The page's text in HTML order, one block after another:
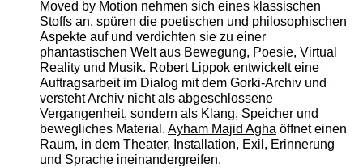
Moved by Motion nehmen sich eines klassischen
Stoffs an, spüren die poetischen und philosophischen
Aspekte auf und verdichten sie zu einer
phantastischen Welt aus Bewegung, Poesie, Virtual
Reality und Musik. Robert Lippokentwickelt eine
Auftragsarbeit im Dialog mit dem Gorki-Archiv und
versteht Archiv nicht als abgeschlossene
Vergangenheit, sondern als Klang, Speicher und
bewegliches Material. Ayham Majid Aghaöffnet einen
Raum, in dem Theater, Installation, Exil, Erinnerung
und Sprache ineinandergreifen.